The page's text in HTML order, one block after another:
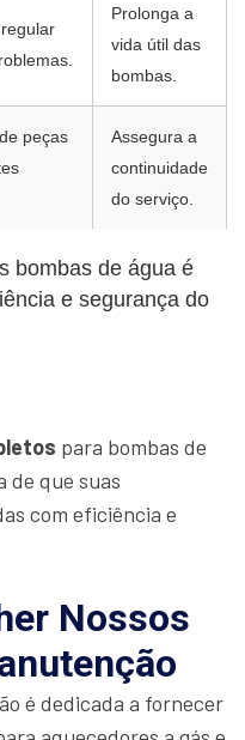
Prolonga a
vida útil das
bombas.
peças
Assegura a
continuidade
do serviço.
bombas de água é
e segurança do
para bombas de
de que suas
com eficiência e
Nossos
é dedicada a fornecer